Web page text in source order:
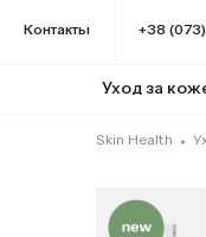
Контакты +38
Уход за
Skin Health